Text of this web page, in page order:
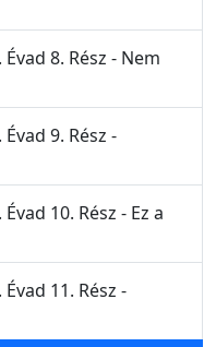
8. Rész - Nem
9. Rész -
10. Rész - Ez a
11. Rész -